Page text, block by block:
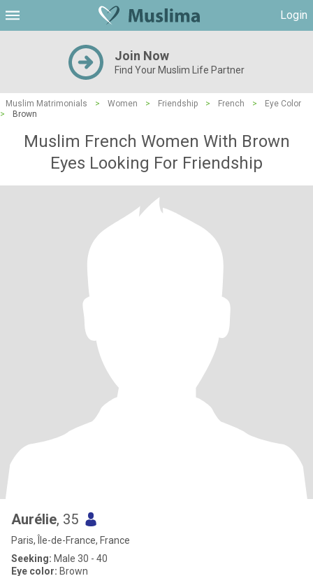
Login
Join Now
Find Your Muslim Life Partner
Muslim Matrimonials > Women > Friendship > French >
Eye Color
>
Brown
Muslim French Women With Brown
Eyes Looking For Friendship
Aurélie, 35
Paris, Île-de-France, France
Seeking: Male 30 - 40
Eye color: Brown